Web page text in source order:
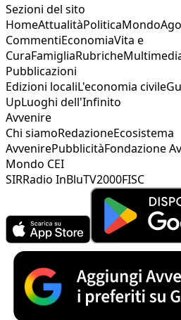
Sezioni del sito
HomeAttualitàPoliticaMondo
CommentiEconomiaVita e
CuraFamigliaRubriche
Pubblicazioni
Edizioni localiL'economia civile
UpLuoghi dell'Infinito
Avvenire
Chi siamoRedazioneEcosistema
AvvenirePubblicitàFondazione
Mondo CEI
SIRRadio InBluTV2000FISC